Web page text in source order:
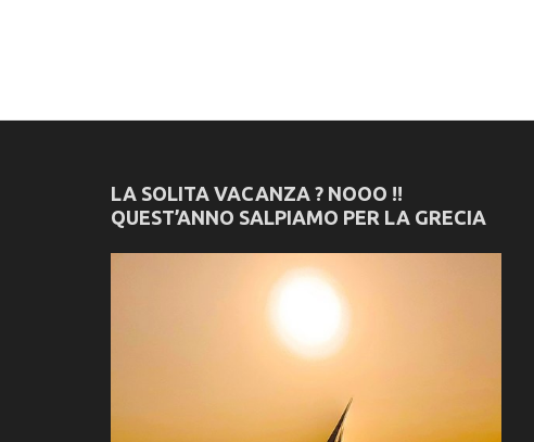
LA SOLITA VACANZA ? NOOO !!
QUEST’ANNO SALPIAMO PER LA GRECIA